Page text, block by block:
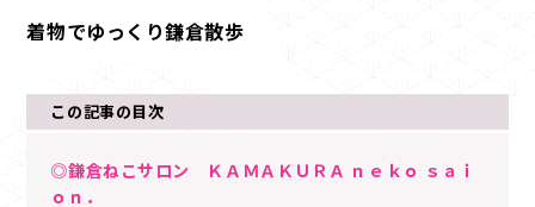
着物でゆっくり鎌倉散歩
この記事の目次
◎鎌倉ねこサロン ＫＡＭＡＫＵＲＡ ｎｅｋｏ ｓａｉ
ｏｎ．